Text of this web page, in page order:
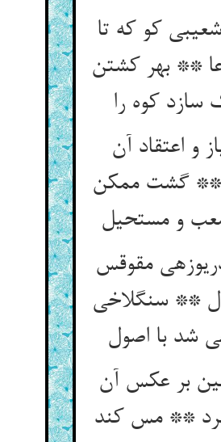
کو که تا
** بهر کشتن
سازد کوه را
و اعتقاد آن
** گشت ممکن
و مستحیل‏
مقوقس
** سنگ‏لاخی
شد با اصول‏
بر عکس آن
مرد ** مس کند